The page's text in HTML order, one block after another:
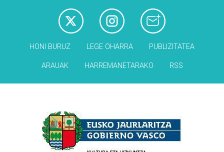
HONI BURUZ LEGE OHARRA PUBLIZITATEA
ARAUAK HARREMANETARAKO RSS